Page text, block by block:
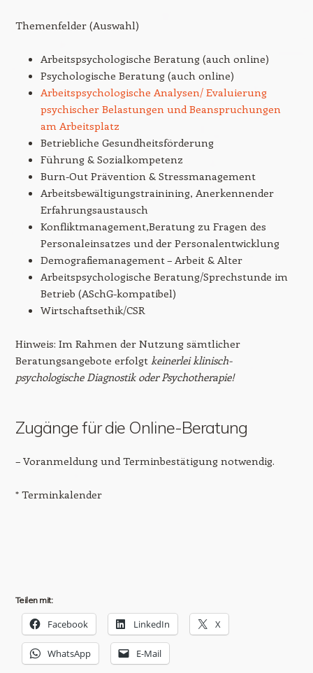
Themenfelder (Auswahl)
Arbeitspsychologische Beratung (auch online)
Psychologische Beratung (auch online)
Arbeitspsychologische Analysen/ Evaluierung
psychischer Belastungen und Beanspruchungen
am Arbeitsplatz
Betriebliche Gesundheitsförderung
Führung & Sozialkompetenz
Burn-Out Prävention & Stressmanagement
Arbeitsbewältigungstrainining, Anerkennender
Erfahrungsaustausch
Konfliktmanagement,Beratung zu Fragen des
Personaleinsatzes und der Personalentwicklung
Demografiemanagement – Arbeit & Alter
Arbeitspsychologische Beratung/Sprechstunde im
Betrieb (ASchG-kompatibel)
Wirtschaftsethik/CSR
Hinweis: Im Rahmen der Nutzung sämtlicher
Beratungsangebote erfolgt keinerlei klinisch-
psychologische Diagnostik oder Psychotherapie!
Zugänge für die Online-Beratung
– Voranmeldung und Terminbestätigung notwendig.
* Terminkalender
Teilen mit:
Facebook LinkedIn X
WhatsApp E-Mail